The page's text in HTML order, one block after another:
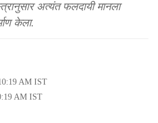
अत्यंत फलदायी मानला
केला.
AM IST
AM IST